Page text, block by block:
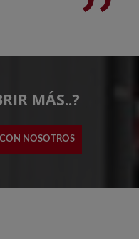
MÁS..?
NOSOTROS